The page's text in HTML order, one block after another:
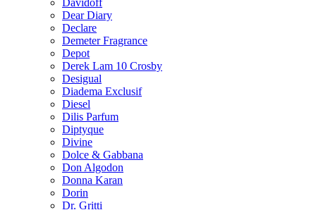
Davidoff
Dear Diary
Declare
Demeter Fragrance
Depot
Derek Lam 10 Crosby
Desigual
Diadema Exclusif
Diesel
Dilis Parfum
Diptyque
Divine
Dolce & Gabbana
Don Algodon
Donna Karan
Dorin
Dr. Gritti